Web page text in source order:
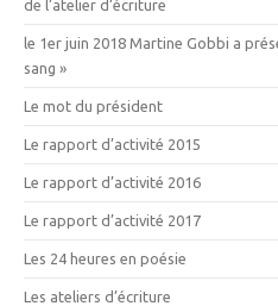
de l’atelier d’écriture
le 1er juin 2018 Martine Gobbi a
sang »
Le mot du président
Le rapport d’activité 2015
Le rapport d’activité 2016
Le rapport d’activité 2017
Les 24 heures en poésie
Les ateliers d’écriture